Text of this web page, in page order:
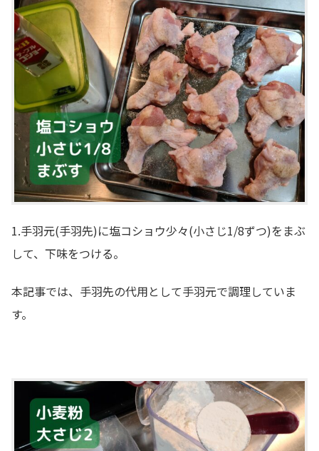
1.手羽元(手羽先)に塩コショウ少々(小さじ1/8ずつ)をまぶ
して、下味をつける。
本記事では、手羽先の代用として手羽元で調理していま
す。